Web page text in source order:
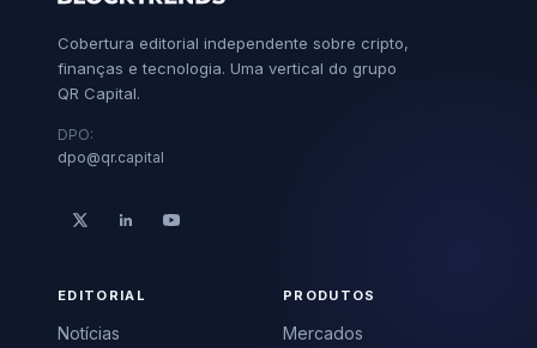
Cobertura editorial independente sobre cripto,
finanças e tecnologia. Uma vertical do grupo
QR Capital.
DPO:
dpo@qr.capital
EDITORIAL
Notícias
PRODUTOS
Mercados